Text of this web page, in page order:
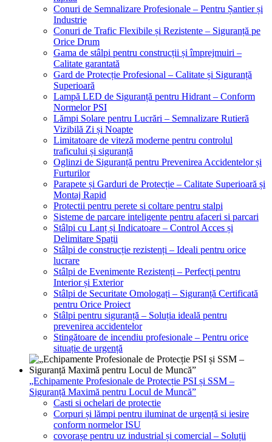
Conuri de Semnalizare Profesionale – Pentru Șantier și
Industrie
Conuri de Trafic Flexibile și Rezistente – Siguranță pe
Orice Drum
Gama de stâlpi pentru construcții și împrejmuiri –
Calitate garantată
Gard de Protecție Profesional – Calitate și Siguranță
Superioară
Lampă LED de Siguranță pentru Hidrant – Conform
Normelor PSI
Lămpi Solare pentru Lucrări – Semnalizare Rutieră
Vizibilă Zi și Noapte
Limitatoare de viteză moderne pentru controlul
traficului și siguranță
Oglinzi de Siguranță pentru Prevenirea Accidentelor și
Furturilor
Parapete și Garduri de Protecție – Calitate Superioară și
Montaj Rapid
Protectii pentru perete si coltare pentru stalpi
Sisteme de parcare inteligente pentru afaceri si parcari
Stâlpi cu Lanț și Indicatoare – Control Acces și
Delimitare Spații
Stâlpi de construcție rezistenți – Ideali pentru orice
lucrare
Stâlpi de Evenimente Rezistenți – Perfecți pentru
Interior și Exterior
Stâlpi de Securitate Omologați – Siguranță Certificată
pentru Orice Proiect
Stâlpi pentru siguranță – Soluția ideală pentru
prevenirea accidentelor
Stingătoare de incendiu profesionale – Pentru orice
situație de urgență
„Echipamente Profesionale de Protecție PSI și SSM –
Siguranță Maximă pentru Locul de Muncă”
Casti si ochelari de protectie
Corpuri și lămpi pentru iluminat de urgență si iesire
conform normelor ISU
covorașe pentru uz industrial și comercial – Soluții